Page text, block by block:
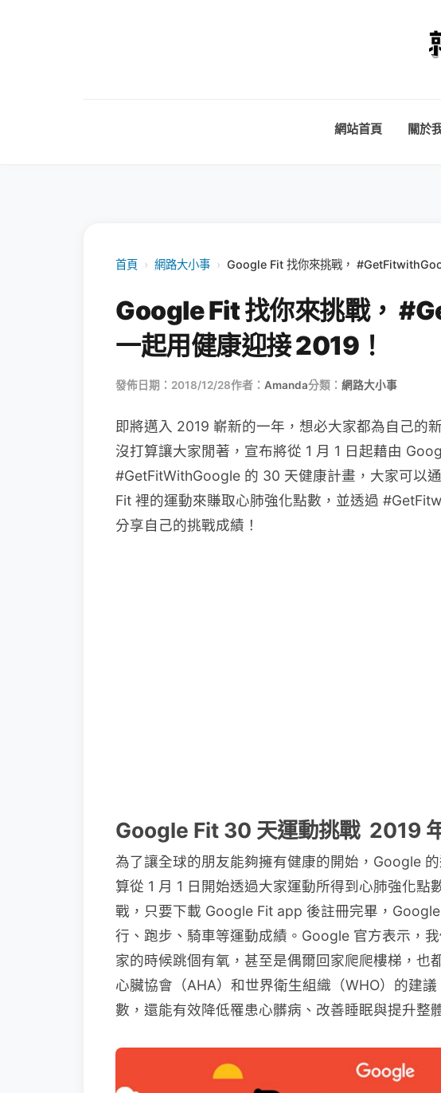
網站首頁 關於
首頁 › 網路大小事 › Google Fit 找你來挑戰，
Google Fit 找你來挑戰，
一起用健康迎接 2019！
發佈日期：2018/12/28作者： Amanda分類： 網路大小事
即將邁入 2019 嶄新的一年，想必大家都為自己的
沒打算讓大家閒著，宣布將從 1 月 1 日起藉由
#GetFitWithGoogle 的 30 天健康計畫，大家可以
Fit 裡的運動來賺取心肺強化點數，並透過
分享自己的挑戰成績！
Google Fit 30 天運動挑戰 2019
為了讓全球的朋友能夠擁有健康的開始，Google
算從 1 月 1 日開始透過大家運動所得到心肺強化點
戰，只要下載 Google Fit app 後註冊完畢，
行、跑步、騎車等運動成績。Google 官方表示，
家的時候跳個有氧，甚至是偶爾回家爬爬樓梯，也
心臟協會（AHA）和世界衛生組織（WHO）的建
數，還能有效降低罹患心髒病、改善睡眠與提升整